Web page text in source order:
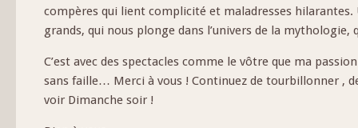
compères qui lient complicité et maladresses
grands, qui nous plonge dans l’univers de la
C’est avec des spectacles comme le vôtre que ma
sans faille… Merci à vous ! Continuez de tourbillonner ,
voir Dimanche soir !